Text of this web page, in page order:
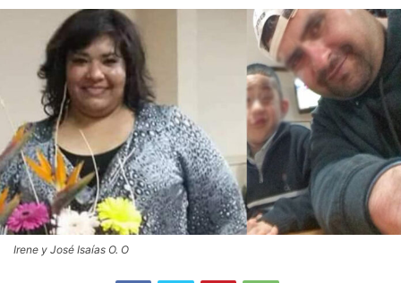
Irene y José Isaías O. O